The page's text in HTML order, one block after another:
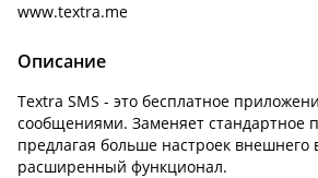
www.textra.me
Описание
Textra SMS - это бесплатное
сообщениями. Заменяет стандартное
предлагая больше настроек внешнего
расширенный функционал.